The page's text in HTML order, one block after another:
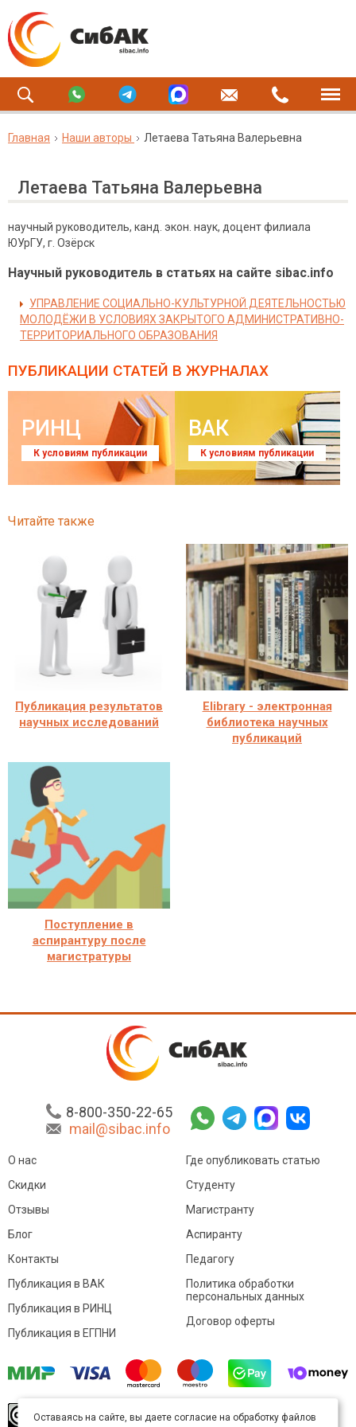
Главная Наши авторы Летаева Татьяна Валерьевна
Летаева Татьяна Валерьевна
научный руководитель, канд. экон. наук, доцент филиала
ЮУрГУ, г. Озёрск
Научный руководитель в статьях на сайте sibac.info
УПРАВЛЕНИЕ СОЦИАЛЬНО-КУЛЬТУРНОЙ ДЕЯТЕЛЬНОСТЬЮ
МОЛОДЁЖИ В УСЛОВИЯХ ЗАКРЫТОГО АДМИНИСТРАТИВНО-
ТЕРРИТОРИАЛЬНОГО ОБРАЗОВАНИЯ
ПУБЛИКАЦИИ СТАТЕЙ В ЖУРНАЛАХ
РИНЦ
К условиям публикации
ВАК
К условиям публикации
Читайте также
Публикация результатов
научных исследований
Elibrary - электронная
библиотека научных
публикаций
Поступление в
аспирантуру после
магистратуры
8-800-350-22-65
mail@sibac.info
О нас
Скидки
Отзывы
Блог
Контакты
Где опубликовать статью
Студенту
Магистранту
Аспиранту
Педагогу
Публикация в ВАК
Публикация в РИНЦ
Публикация в ЕГПНИ
Политика обработки
персональных данных
Договор оферты
произведение доступно полицензии Creative
Оставаясь на сайте, вы даете согласие на обработку файлов